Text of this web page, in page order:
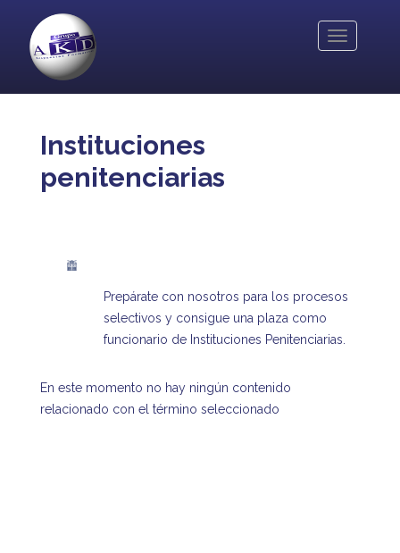
contenido
principal
Toggle
Instituciones
penitenciarias
Prepárate con nosotros para los procesos
selectivos y consigue una plaza como
funcionario de Instituciones Penitenciarias.
En este momento no hay ningún contenido
relacionado con el término seleccionado